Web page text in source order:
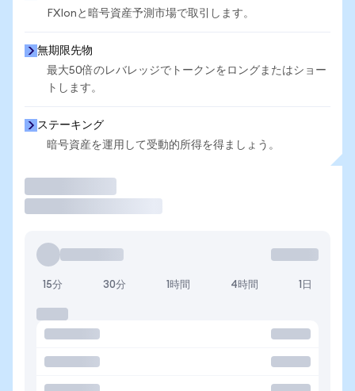
FXIonと暗号資産予測市場で取引します。
無期限先物
最大50倍のレバレッジでトークンをロングまたはショー
トします。
ステーキング
暗号資産を運用して受動的所得を得ましょう。
15分 30分 1時間 4時間 1日